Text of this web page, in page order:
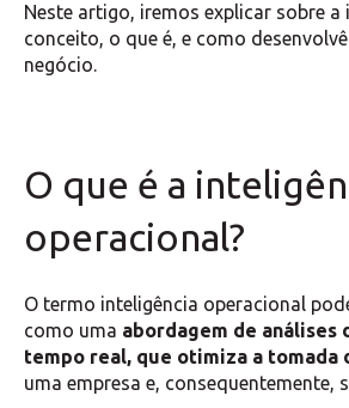
Neste artigo, iremos explicar sobre
conceito, o que é, e como
negócio.
O que é a
operacional?
O termo inteligência operacional
como uma abordagem de análises
tempo real, que otimiza a tomada
uma empresa e, consequentemente,